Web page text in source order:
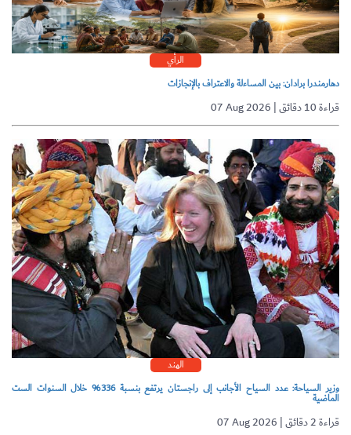
الرأي
دهارمندرا برادان: بين المساءلة والاعتراف بالإنجازات
07 Aug 2026 | قراءة 10 دقائق
الهند
وزير السياحة: عدد السياح الأجانب إلى راجستان يرتفع بنسبة 336% خلال السنوات الست
الماضية
07 Aug 2026 | قراءة 2 دقائق